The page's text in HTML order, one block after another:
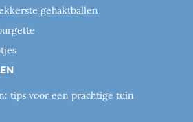
gehaktballen
tips voor een prachtige tuin